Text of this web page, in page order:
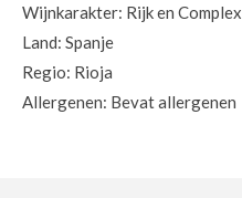
Wijnkarakter: Rijk en Complex
Land: Spanje
Regio: Rioja
Allergenen: Bevat allergenen